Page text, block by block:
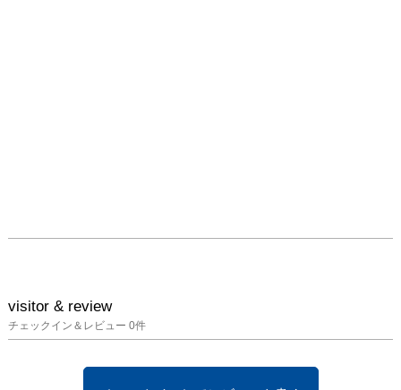
visitor & review
チェックイン＆レビュー 0件